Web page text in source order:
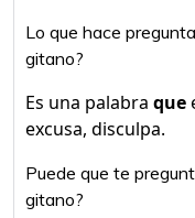
Lo que hace
gitano?
Es una palabra que
excusa, disculpa.
Puede que te
gitano?